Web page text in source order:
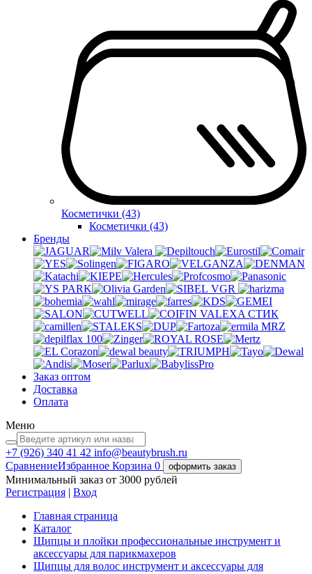
Косметички (43)
Косметички (43)
Бренды
Valera
VGR
VALEXA СТИК
MRZ
Заказ оптом
Доставка
Оплата
Меню
+7 (926) 340 41 42 info@beautybrush.ru
СравнениеИзбранное Корзина 0 оформить заказ
Минимальный заказ от 3000 рублей
Регистрация | Вход
Главная страница
Каталог
Щипцы и плойки профессиональные инструмент и
аксессуары для парикмахеров
Щипцы для волос инструмент и аксессуары для